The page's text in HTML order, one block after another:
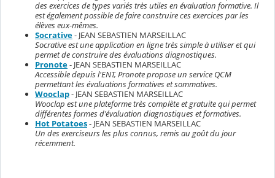
des exercices de types variés très utiles en évaluation formative. Il
est également possible de faire construire ces exercices par les
élèves eux-mêmes.
Socrative- JEAN SEBASTIEN MARSEILLAC
Socrative est une application en ligne très simple à utiliser et qui
permet de construire des évaluations diagnostiques.
Pronote- JEAN SEBASTIEN MARSEILLAC
Accessible depuis l'ENT, Pronote propose un service QCM
permettant les évaluations formatives et sommatives.
Wooclap- JEAN SEBASTIEN MARSEILLAC
Wooclap est une plateforme très complète et gratuite qui permet
différentes formes d'évaluation diagnostiques et formatives.
Hot Potatoes- JEAN SEBASTIEN MARSEILLAC
Un des exerciseurs les plus connus, remis au goût du jour
récemment.